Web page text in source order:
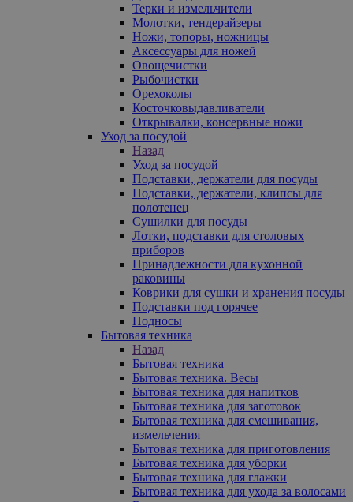
Терки и измельчители
Молотки, тендерайзеры
Ножи, топоры, ножницы
Аксессуары для ножей
Овощечистки
Рыбочистки
Орехоколы
Косточковыдавливатели
Открывалки, консервные ножи
Уход за посудой
Назад
Уход за посудой
Подставки, держатели для посуды
Подставки, держатели, клипсы для
полотенец
Сушилки для посуды
Лотки, подставки для столовых
приборов
Принадлежности для кухонной
раковины
Коврики для сушки и хранения посуды
Подставки под горячее
Подносы
Бытовая техника
Назад
Бытовая техника
Бытовая техника. Весы
Бытовая техника для напитков
Бытовая техника для заготовок
Бытовая техника для смешивания,
измельчения
Бытовая техника для приготовления
Бытовая техника для уборки
Бытовая техника для глажки
Бытовая техника для ухода за волосами